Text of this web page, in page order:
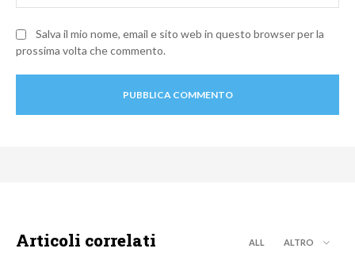
Salva il mio nome, email e sito web in questo browser per la
prossima volta che commento.
Articoli correlati ALL ALTRO